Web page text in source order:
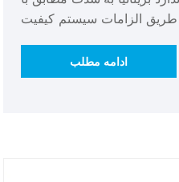
طریق الزامات سیستم کیفیت
و موجودی کالا کافی است،
ادامه مطلب